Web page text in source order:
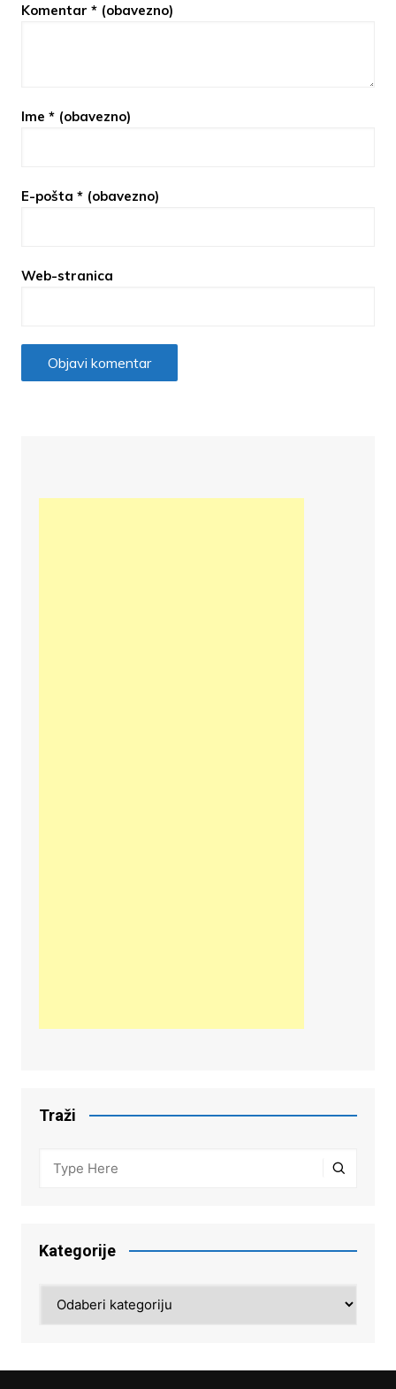
Komentar * (obavezno)
Ime * (obavezno)
E-pošta * (obavezno)
Web-stranica
Traži
Kategorije